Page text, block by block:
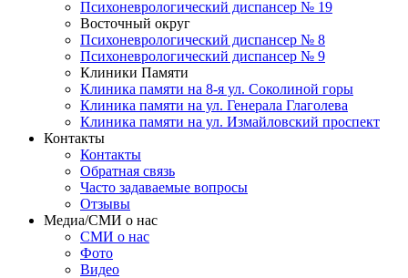
Психоневрологический диспансер № 19
Восточный округ
Психоневрологический диспансер № 8
Психоневрологический диспансер № 9
Клиники Памяти
Клиника памяти на 8-я ул. Соколиной горы
Клиника памяти на ул. Генерала Глаголева
Клиника памяти на ул. Измайловский проспект
Контакты
Контакты
Обратная связь
Часто задаваемые вопросы
Отзывы
Медиа/СМИ о нас
СМИ о нас
Фото
Видео